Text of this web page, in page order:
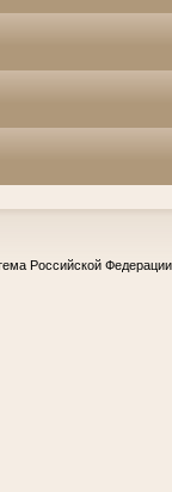
Российской